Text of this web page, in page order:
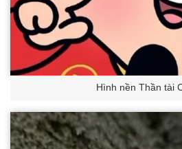
Hình nền Thần tài